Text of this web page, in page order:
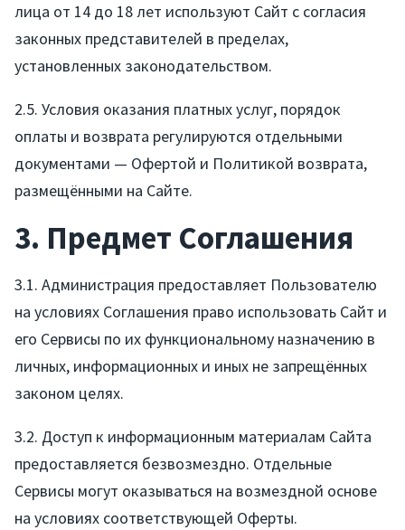
лица от 14 до 18 лет используют Сайт с согласия
законных представителей в пределах,
установленных законодательством.
2.5. Условия оказания платных услуг, порядок
оплаты и возврата регулируются отдельными
документами — Офертой и Политикой возврата,
размещёнными на Сайте.
3. Предмет Соглашения
3.1. Администрация предоставляет Пользователю
на условиях Соглашения право использовать Сайт и
его Сервисы по их функциональному назначению в
личных, информационных и иных не запрещённых
законом целях.
3.2. Доступ к информационным материалам Сайта
предоставляется безвозмездно. Отдельные
Сервисы могут оказываться на возмездной основе
на условиях соответствующей Оферты.